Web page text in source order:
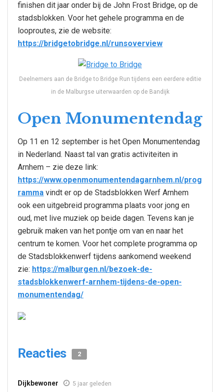
finishen dit jaar onder bij de John Frost Bridge, op de
stadsblokken. Voor het gehele programma en de
looproutes, zie de website:
https://bridgetobridge.nl/runsoverview
Deelnemers aan de Bridge to Bridge Run tijdens een eerdere editie
in de Malburgse uiterwaarden op de Bandijk
Open Monumentendag
Op 11 en 12 september is het Open Monumentendag
in Nederland. Naast tal van gratis activiteiten in
Arnhem – zie deze link:
https://www.openmonumentendagarnhem.nl/prog
ramma vindt er op de Stadsblokken Werf Arnhem
ook een uitgebreid programma plaats voor jong en
oud, met live muziek op beide dagen. Tevens kan je
gebruik maken van het pontje om van en naar het
centrum te komen. Voor het complete programma op
de Stadsblokkenwerf tijdens aankomend weekend
zie: https://malburgen.nl/bezoek-de-
stadsblokkenwerf-arnhem-tijdens-de-open-
monumentendag/
Reacties 2
Dijkbewoner 5 jaar geleden